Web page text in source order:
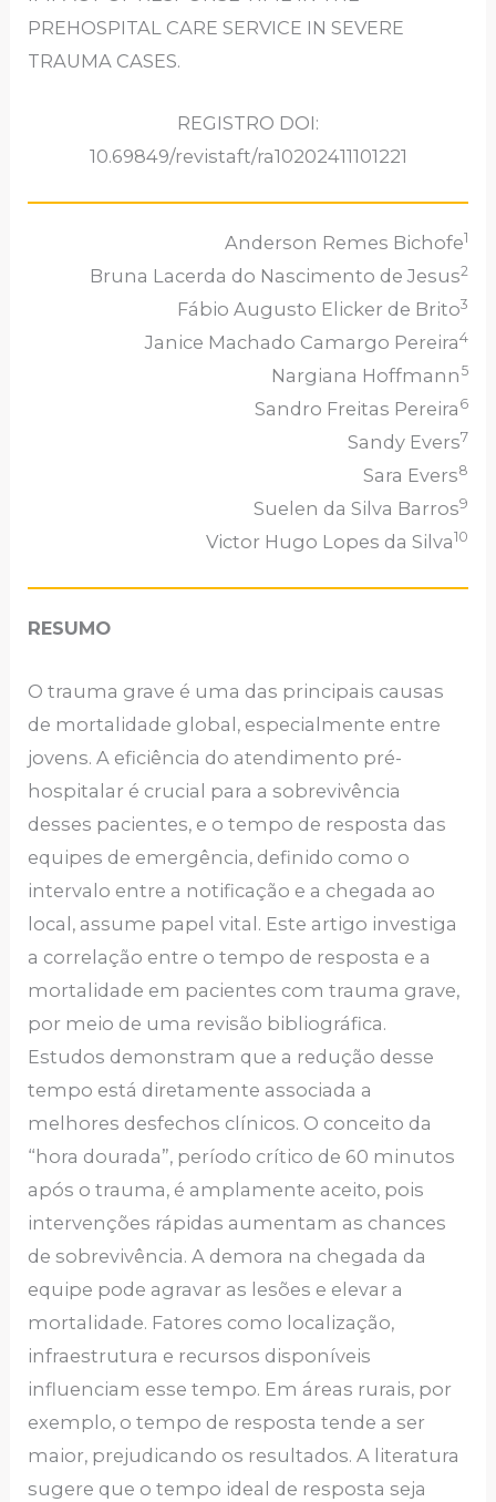
PREHOSPITAL CARE SERVICE IN SEVERE
TRAUMA CASES.
REGISTRO DOI:
10.69849/revistaft/ra10202411101221
Anderson Remes Bichofe1
Bruna Lacerda do Nascimento de Jesus2
Fábio Augusto Elicker de Brito3
Janice Machado Camargo Pereira4
Nargiana Hoffmann 5
Sandro Freitas Pereira 6
Sandy Evers7
Sara Evers8
Suelen da Silva Barros9
Victor Hugo Lopes da Silva10
RESUMO
O trauma grave é uma das principais causas
de mortalidade global, especialmente entre
jovens. A eficiência do atendimento pré-
hospitalar é crucial para a sobrevivência
desses pacientes, e o tempo de resposta das
equipes de emergência, definido como o
intervalo entre a notificação e a chegada ao
local, assume papel vital. Este artigo investiga
a correlação entre o tempo de resposta e a
mortalidade em pacientes com trauma grave,
por meio de uma revisão bibliográfica.
Estudos demonstram que a redução desse
tempo está diretamente associada a
melhores desfechos clínicos. O conceito da
“hora dourada”, período crítico de 60 minutos
após o trauma, é amplamente aceito, pois
intervenções rápidas aumentam as chances
de sobrevivência. A demora na chegada da
equipe pode agravar as lesões e elevar a
mortalidade. Fatores como localização,
infraestrutura e recursos disponíveis
influenciam esse tempo. Em áreas rurais, por
exemplo, o tempo de resposta tende a ser
maior, prejudicando os resultados. A literatura
sugere que o tempo ideal de resposta seja